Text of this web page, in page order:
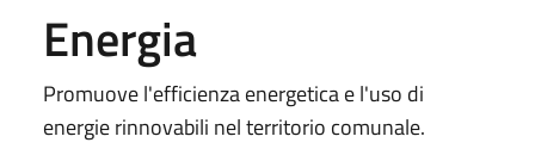
Energia
Promuove l'efficienza energetica e l'uso di
energie rinnovabili nel territorio comunale.